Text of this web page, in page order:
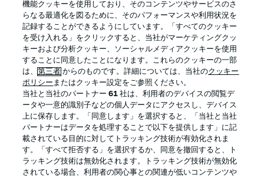
Official Partners
機能クッキーを使用しており、そのコンテンツやサービスのさ
らなる最適化を図るために、そのパフォーマンスや利用状況を
記録することができるようにしています。「すべてのクッキー
を受け入れる」をクリックすると、当社がマーケティングクッ
キーおよび分析クッキー、ソーシャルメディアクッキーを使用
することに同意したことになります。これらのクッキーの一部
は、第三者 からのものです。詳細については、当社のクッキー
ポリシー またはクッキー設定をご参照ください。
当社と当社のパートナー61 社は、利用者のデバイスの閲覧デ
ータや一意的識別子などの個人データにアクセスし、デバイス
上に保存します。「同意します」を選択すると、「当社と当社
パートナーはデータを処理することで以下を提供します」に記
載されている目的に対してトラッキング技術が有効化されま
す。「すべて拒否する」を選択するか、同意を撤回すると、ト
ラッキング技術は無効化されます。トラッキング技術が無効化
されている場合、利用者の関心事との関連が低いコンテンツや